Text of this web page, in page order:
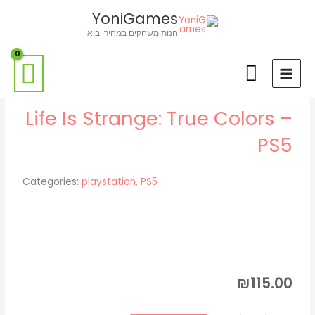
YoniGames
חנות משחקים במחיר יבוא
Life Is Strange: True Colors –
PS5
Categories: playstation,PS5
₪115.00